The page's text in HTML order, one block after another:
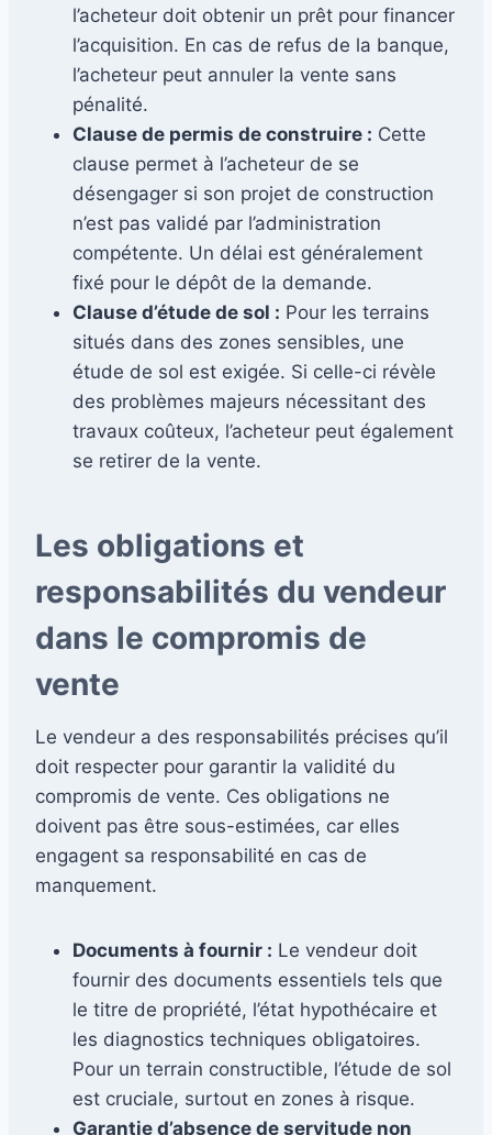
l’acheteur doit obtenir un prêt pour financer
l’acquisition. En cas de refus de la banque,
l’acheteur peut annuler la vente sans
pénalité.
Clause de permis de construire : Cette
clause permet à l’acheteur de se
désengager si son projet de construction
n’est pas validé par l’administration
compétente. Un délai est généralement
fixé pour le dépôt de la demande.
Clause d’étude de sol : Pour les terrains
situés dans des zones sensibles, une
étude de sol est exigée. Si celle-ci révèle
des problèmes majeurs nécessitant des
travaux coûteux, l’acheteur peut également
se retirer de la vente.
Les obligations et
responsabilités du vendeur
dans le compromis de
vente
Le vendeur a des responsabilités précises qu’il
doit respecter pour garantir la validité du
compromis de vente. Ces obligations ne
doivent pas être sous-estimées, car elles
engagent sa responsabilité en cas de
manquement.
Documents à fournir : Le vendeur doit
fournir des documents essentiels tels que
le titre de propriété, l’état hypothécaire et
les diagnostics techniques obligatoires.
Pour un terrain constructible, l’étude de sol
est cruciale, surtout en zones à risque.
Garantie d’absence de servitude non